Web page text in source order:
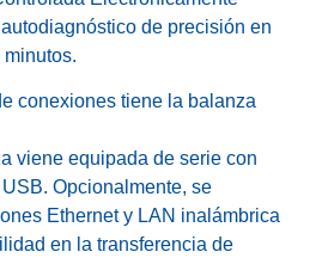
de precisión en
conexiones tiene la balanza
viene equipada de serie con
Opcionalmente, se
Ethernet y LAN inalámbrica
en la transferencia de